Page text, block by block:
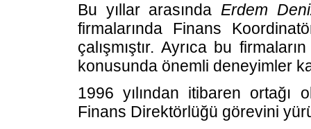
Bu yıllar arasında Erdem
firmalarında Finans
çalışmıştır. Ayrıca bu
konusunda önemli deneyimler
1996 yılından itibaren ortağı
Finans Direktörlüğü görevini